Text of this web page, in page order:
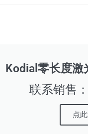
Kodial零长度激
联系销售
点